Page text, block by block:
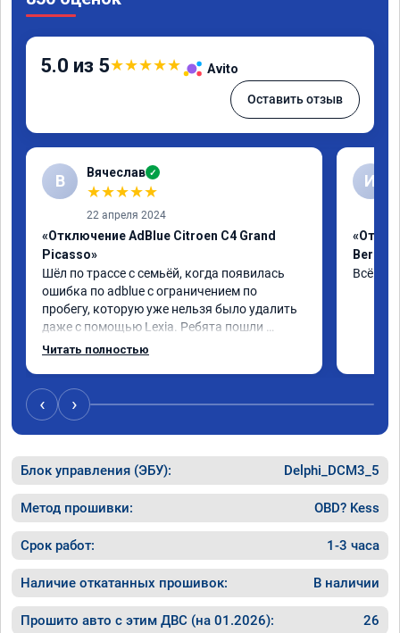
5.0 из 5★★★★★ Avito
Оставить отзыв
В Вячеслав ✓
★★★★★
22 апреля 2024
«Отключение AdBlue Citroen C4 Grand
Picasso»
Шёл по трассе с семьёй, когда появилась
ошибка по adblue с ограничением по
пробегу, которую уже нельзя было удалить
даже с помощью Lexia. Ребята пошли
навстречу, оперативно приняли и за час
Читать полностью
И
Всё
‹ ›
Блок управления (ЭБУ): Delphi_DCM3_5
Метод прошивки: OBD? Kess
Срок работ: 1-3 часа
Наличие откатанных прошивок: В наличии
Прошито авто с этим ДВС (на 01.2026): 26